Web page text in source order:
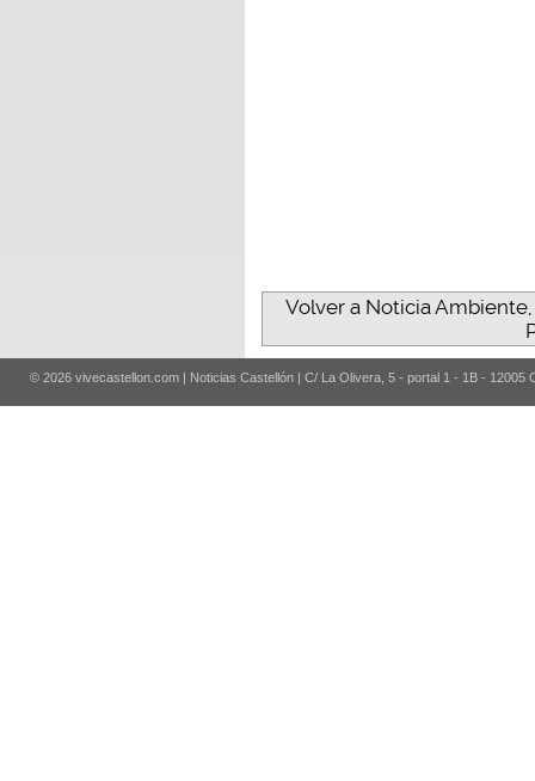
Volver a Noticia
© 2026 vivecastellon.com | Noticias Castellón | C/ La Olivera, 5 - portal 1 - 1B - 12005